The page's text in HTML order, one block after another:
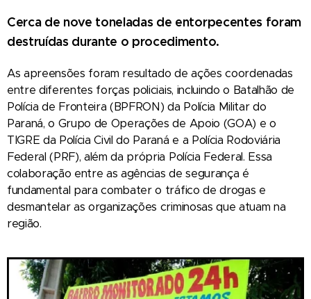
Cerca de nove toneladas de entorpecentes foram
destruídas durante o procedimento.
As apreensões foram resultado de ações coordenadas
entre diferentes forças policiais, incluindo o Batalhão de
Polícia de Fronteira (BPFRON) da Polícia Militar do
Paraná, o Grupo de Operações de Apoio (GOA) e o
TIGRE da Polícia Civil do Paraná e a Polícia Rodoviária
Federal (PRF), além da própria Polícia Federal. Essa
colaboração entre as agências de segurança é
fundamental para combater o tráfico de drogas e
desmantelar as organizações criminosas que atuam na
região.